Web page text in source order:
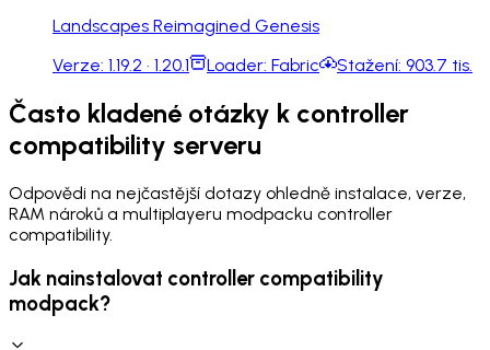
Landscapes Reimagined Genesis
Verze: 1.19.2 · 1.20.1 Loader: Fabric Stažení: 903.7 tis.
Často kladené otázky k controller
compatibility serveru
Odpovědi na nejčastější dotazy ohledně instalace, verze,
RAM nároků a multiplayeru modpacku controller
compatibility.
Jak nainstalovat controller compatibility
modpack?